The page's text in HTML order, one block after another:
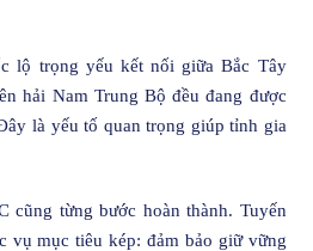
lộ trọng yếu kết nối giữa Bắc Tây
hải Nam Trung Bộ đều đang được
là yếu tố quan trọng giúp tỉnh gia
cũng từng bước hoàn thành. Tuyến
vụ mục tiêu kép: đảm bảo giữ vững